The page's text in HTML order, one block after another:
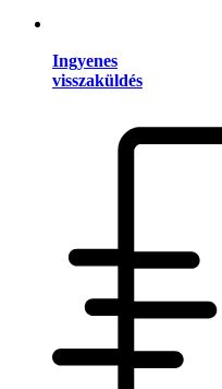
Ingyenes
visszaküldés